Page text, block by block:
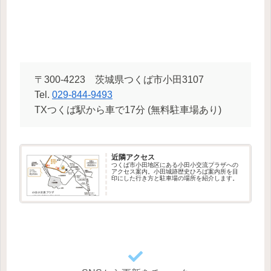
〒300-4223 茨城県つくば市小田3107
Tel. 029-844-9493
TXつくば駅から車で17分 (無料駐車場あり)
近隣アクセス
つくば市小田地区にある小田小交流プラザへの
アクセス案内。小田城跡歴史ひろば案内所を目
印にした行き方と駐車場の場所を紹介します。